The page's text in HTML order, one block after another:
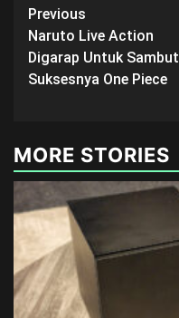
Post
navigation
Previous
Naruto Live Action
Digarap Untuk Sambut
Suksesnya One Piece
MORE STORIES